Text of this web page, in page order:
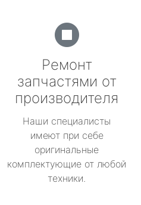
Ремонт
запчастями от
производителя
Наши специалисты
имеют при себе
оригинальные
комплектующие от любой
техники.